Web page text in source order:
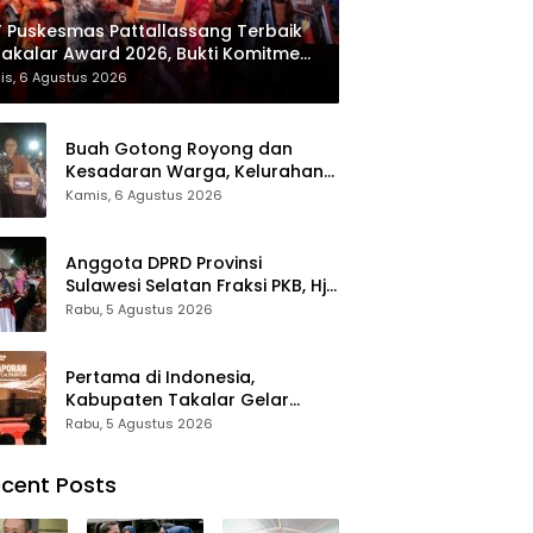
Puskesmas Pattallassang Terbaik
Award 2026, Bukti Komitmen
Pelayanan Kesehatan
6 Agustus 2026
Buah Gotong Royong dan
Kesadaran Warga, Kelurahan
Patte’ne Menjadi Bintang
Kamis, 6 Agustus 2026
Anggota DPRD Provinsi
Sulawesi Selatan Fraksi PKB, Hj.
Fadilah Fahriana Hadiri Dan
Pengabdian Melalui Malam
Apresiasi dan Inovasi Award
2026
Rabu, 5 Agustus 2026
Pertama di Indonesia,
Kabupaten Takalar Gelar
Malam Apresiasi dan Inovasi
Publik Berprestasi
Rabu, 5 Agustus 2026
Posts